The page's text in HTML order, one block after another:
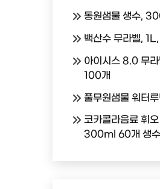
동원샘물 생수,
백산수 무라벨,
아이시스 8.0 무
100개
풀무원샘물 워터
코카콜라음료 휘
300ml 60개 생수